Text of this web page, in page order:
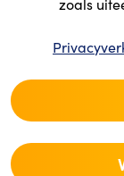
Postcode